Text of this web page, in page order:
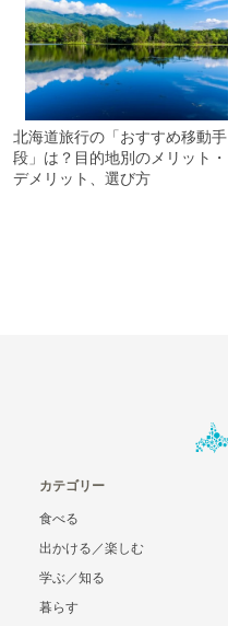
北海道旅行の「おすすめ移動手
段」は？目的地別のメリット・
デメリット、選び方
カテゴリー
食べる
出かける／楽しむ
学ぶ／知る
暮らす